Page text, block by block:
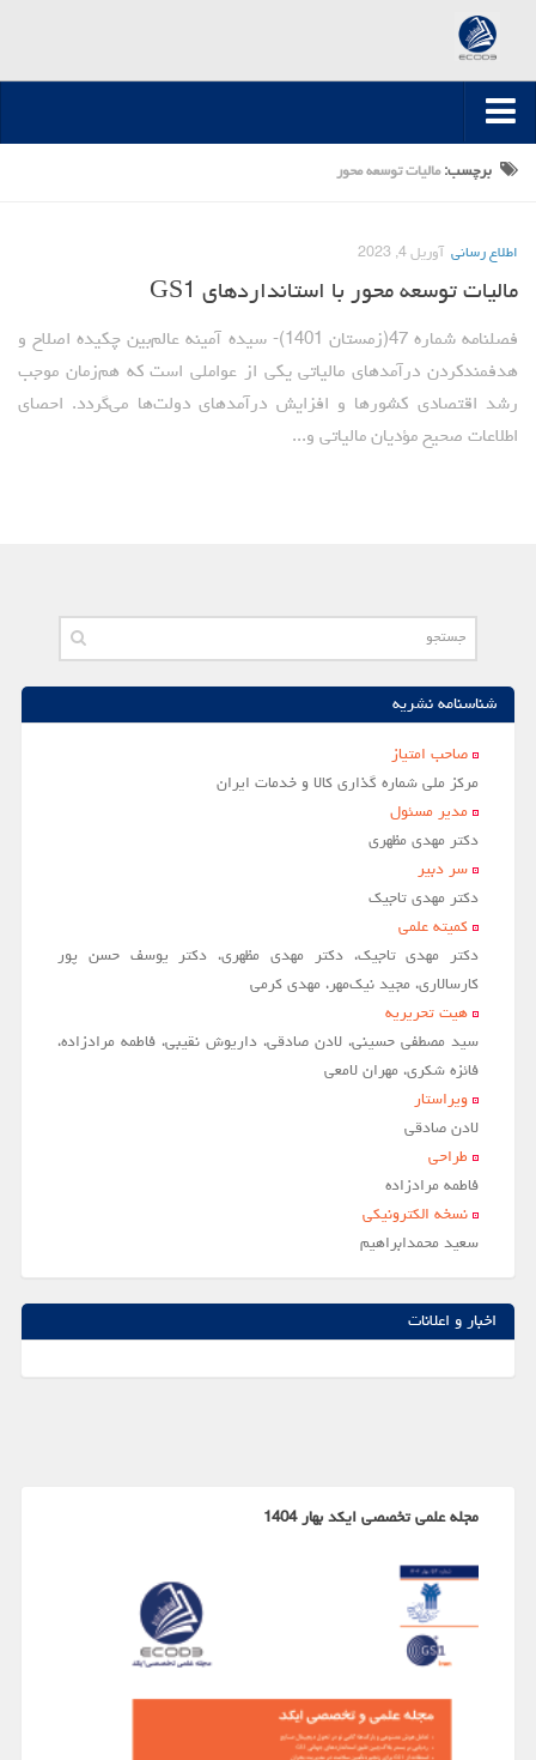
صفحه اصلی
مقالات تخصصی
مقالات سال 1395-1394
مقالات سال 1396
مقالات سال 1399-1397
مقالات سال 1400
شماره جاری
جستجو پیشرفته
راهنمای نویسندگان
نحوه ارسال مقاله
اطلاعات نشریه
درباره نشریه
اخبار و اعلانات
تماس با ما
برچسب:مالیات توسعه محور
اطلاع رسانی آوریل 4, 2023
مالیات توسعه محور با استانداردهای GS1
فصلنامه شماره 47(زمستان 1401)- سیده آمینه عالم‌بین چکیده اصلاح و
هدفمندکردن درآمدهای مالیاتی یکی از عواملی است که هم‌زمان موجب
رشد اقتصادی کشورها و افزایش درآمدهای دولت‌ها می‌گردد. احصای
اطلاعات صحیح مؤدیان مالیاتی و...
شناسنامه نشریه
صاحب امتياز
مركز ملي شماره گذاري كالا و خدمات ايران
مدير مسئول
دکتر مهدی مظهری
سر دبير
دکتر مهدی تاجیک
کمیته علمی
دکتر مهدی تاجیک، دکتر مهدی مظهری، دکتر یوسف حسن پور
کارسالاری، مجید نیک‌مهر، مهدی کرمی
هیت تحریریه
سید مصطفی حسینی، لادن صادقی، داریوش نقیبی، فاطمه مرادزاده،
فائزه شکری، مهران لامعی
ویراستار
لادن صادقي
طراحی
فاطمه مرادزاده
نسخه الکترونیکی
سعيد محمدابراهيم
اخبار و اعلانات
مجله علمی تخصصی ایکد بهار 1404